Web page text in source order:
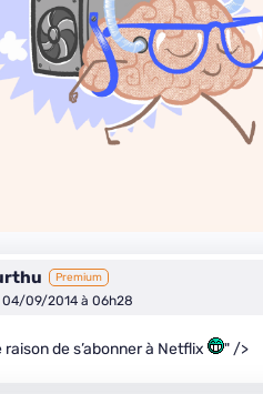
Premium
04/09/2014 à 06h28
raison de s’abonner à Netflix " />